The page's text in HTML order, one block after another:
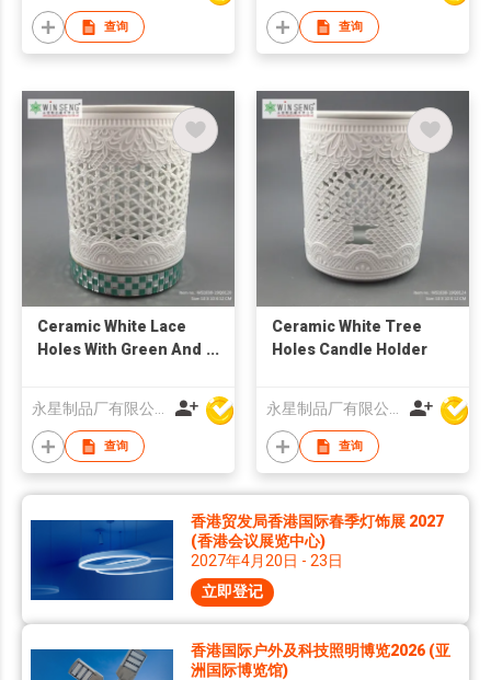
查询 查询
Ceramic White Lace
Holes With Green And
永星制品厂有限公司
查询
Ceramic White Tree
Holes Candle Holder
永星制品厂有限公司
查询
香港贸发局香港国际春季灯饰展 2027
(香港会议展览中心)
2027年4月20日 - 23日
立即登记
香港国际户外及科技照明博览2026 (亚
洲国际博览馆)